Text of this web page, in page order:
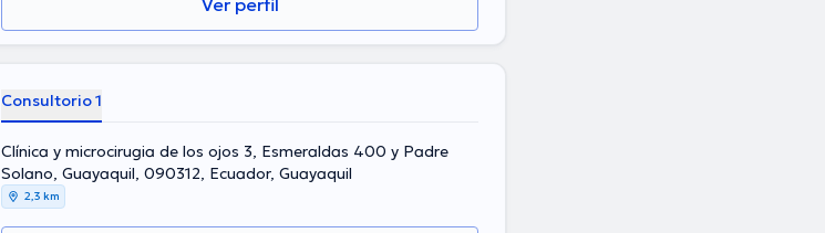
Ver perfil
Consultorio 1
Clínica y microcirugia de los ojos 3, Esmeraldas 400 y Padre
Solano, Guayaquil, 090312, Ecuador, Guayaquil
2,3 km